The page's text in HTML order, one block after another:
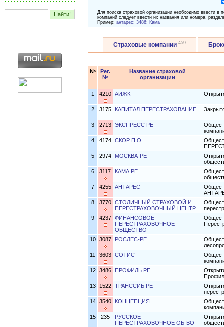
Для поиска страховой организации необходимо ввести
компаний следует ввести их названия или номера,
Пример: антарес; 3486; Кама
Страховые компании 459
№
Рег.
№
Название страховой
организации
1 4210 АИЖК
2 3175 КАПИТАЛ ПЕРЕСТРАХОВАНИЕ
3 2713 ЭКСПРЕСС РЕ
4
4174 СКОР П.О.
5
2974 МОСКВА-РЕ
6
3117 КАМА РЕ
7
4255 АНТАРЕС
8
3770 СТОЛИЧНЫЙ СТРАХОВОЙ И
ПЕРЕСТРАХОВОЧНЫЙ ЦЕНТР
9
4237 ФИНАНСОВОЕ
ПЕРЕСТРАХОВОЧНОЕ
ОБЩЕСТВО
10 3087 РОСЛЕС-РЕ
11
3603 СОТИС
12 3486 ПРОФИЛЬ РЕ
13
1522 ТРАНССИБ РЕ
14 3540 КОНЦЕПЦИЯ
15
235
РУССКОЕ
ПЕРЕСТРАХОВОЧНОЕ ОБ-ВО